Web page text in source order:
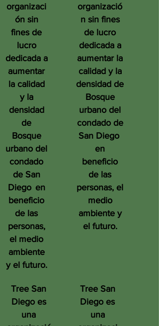
organizaci
ón sin
fines de
lucro
dedicada a
aumentar
la calidad
y la
densidad
de
Bosque
urbano del
condado
de San
Diego en
beneficio
de las
personas,
el medio
ambiente
y el futuro.
Tree San
Diego es
una
organizació
n sin fines
de lucro
dedicada a
aumentar la
calidad y la
densidad de
Bosque
urbano del
condado de
San Diego
en
beneficio
de las
personas, el
medio
ambiente y
el futuro.
Tree San
Diego es
una